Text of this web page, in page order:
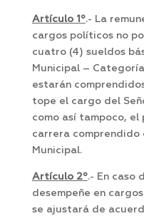
Artículo 1º.- La
cargos políticos no
cuatro (4) sueldos
Municipal –
estarán
tope el cargo del
como así tampoco, el
carrera
Municipal.
Artículo 2º.- En caso
desempeñe en
se ajustará de